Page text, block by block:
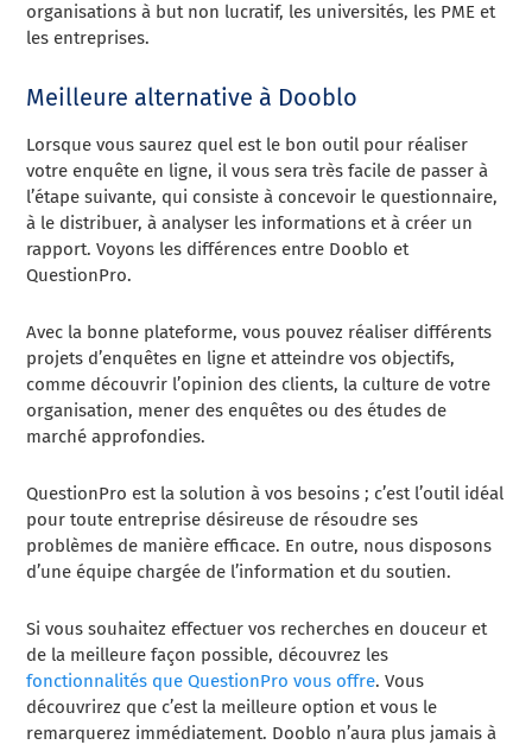
organisations à but non lucratif, les universités, les PME et
les entreprises.
Meilleure alternative à Dooblo
Lorsque vous saurez quel est le bon outil pour réaliser
votre enquête en ligne, il vous sera très facile de passer à
l’étape suivante, qui consiste à concevoir le questionnaire,
à le distribuer, à analyser les informations et à créer un
rapport. Voyons les différences entre Dooblo et
QuestionPro.
Avec la bonne plateforme, vous pouvez réaliser différents
projets d’enquêtes en ligne et atteindre vos objectifs,
comme découvrir l’opinion des clients, la culture de votre
organisation, mener des enquêtes ou des études de
marché approfondies.
QuestionPro est la solution à vos besoins ; c’est l’outil idéal
pour toute entreprise désireuse de résoudre ses
problèmes de manière efficace. En outre, nous disposons
d’une équipe chargée de l’information et du soutien.
Si vous souhaitez effectuer vos recherches en douceur et
de la meilleure façon possible, découvrez les
fonctionnalités que QuestionPro vous offre. Vous
découvrirez que c’est la meilleure option et vous le
remarquerez immédiatement. Dooblo n’aura plus jamais à